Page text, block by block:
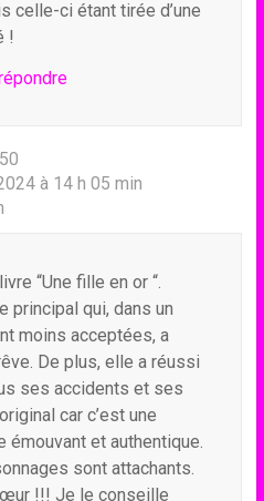
celle-ci étant tirée d’une
!
à 14 h 05 min
“Une fille en or “.
principal qui, dans un
moins acceptées, a
De plus, elle a réussi
ses accidents et ses
car c’est une
et authentique.
sont attachants.
!!! Je le conseille